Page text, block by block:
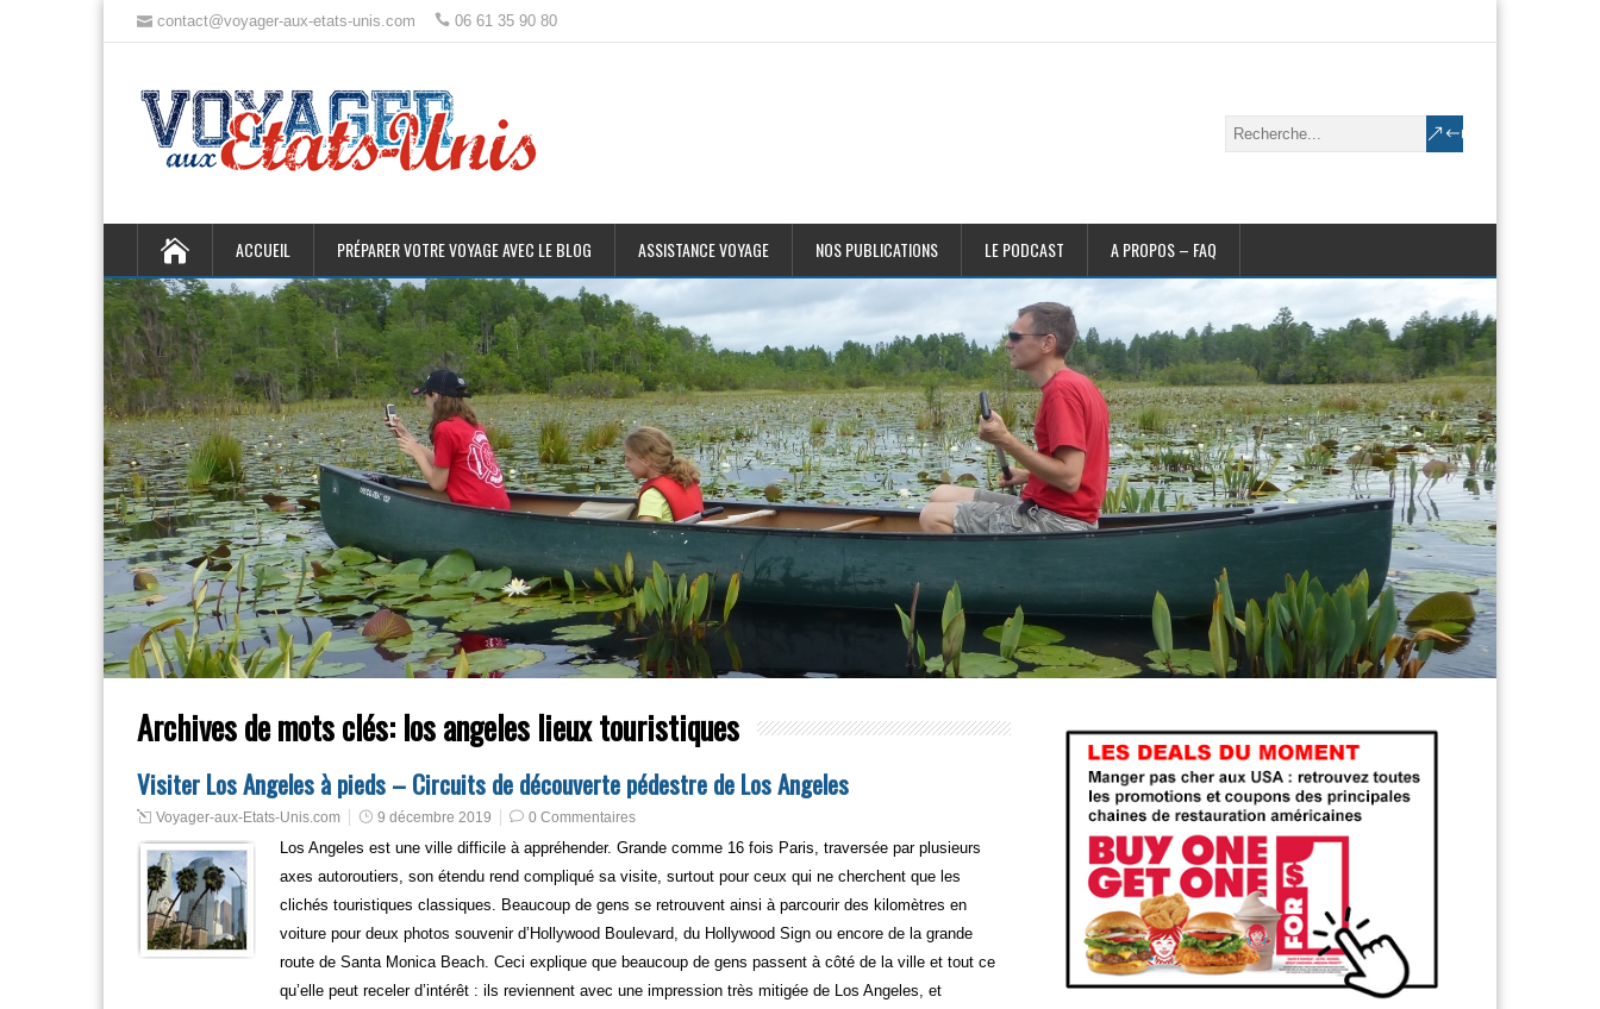
contact@voyager-aux-etats-unis.com 06 61 35 90 80
ACCUEIL PRÉPARER VOTRE VOYAGE AVEC LE BLOG ASSISTANCE VOYAGE NOS PUBLICATIONS LE PODCAST A PROPOS – FAQ
Archives de mots clés: los angeles lieux touristiques
Visiter Los Angeles à pieds – Circuits de découverte pédestre de Los Angeles
Voyager-aux-Etats-Unis.com 9 décembre 2019 0 Commentaires
Los Angeles est une ville difficile à appréhender. Grande comme 16 fois Paris, traversée par plusieurs
axes autoroutiers, son étendu rend compliqué sa visite, surtout pour ceux qui ne cherchent que les
clichés touristiques classiques. Beaucoup de gens se retrouvent ainsi à parcourir des kilomètres en
voiture pour deux photos souvenir d’Hollywood Boulevard, du Hollywood Sign ou encore de la grande
route de Santa Monica Beach. Ceci explique que beaucoup de gens passent à côté de la ville et tout ce
qu’elle peut receler d’intérêt : ils reviennent avec une impression très mitigée de Los Angeles, et